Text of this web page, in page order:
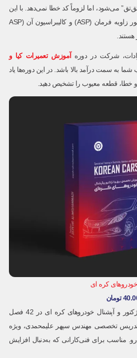
می‌شود، اما لزوماً کد خطا نمی‌دهد. با این
حال، کدهای مربوط به سنسور زاویه فرمان (ASP) و کالیبراسیون آن (ASP
شرکت در دوره
آموزش تعمیرات کیا و
به سمت درآمد بالا باشد. در این دوره‌ها یاد
خطا، قطعه معیوب را تشخیص دهید.
کره ای
تومان
یادگیری صفر تا صد برق، انژکتور و آپشنال خودروهای کره ای در 42 فصل
تخصصی مهندس سپهر علیمحمدی، ویژه
مناسب برای فنی‌کارانی که به‌دنبال افزایش